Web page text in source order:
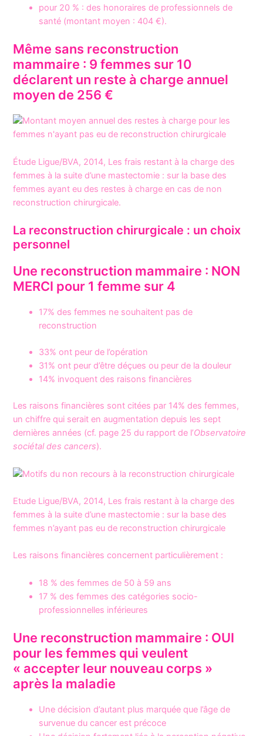
pour 20 % : des honoraires de professionnels de
santé (montant moyen : 404 €).
Même sans reconstruction
mammaire : 9 femmes sur 10
déclarent un reste à charge annuel
moyen de 256 €
Étude Ligue/BVA, 2014, Les frais restant à la charge des
femmes à la suite d’une mastectomie : sur la base des
femmes ayant eu des restes à charge en cas de non
reconstruction chirurgicale.
La reconstruction chirurgicale : un choix
personnel
Une reconstruction mammaire : NON
MERCI pour 1 femme sur 4
17% des femmes ne souhaitent pas de
reconstruction
33% ont peur de l’opération
31% ont peur d’être déçues ou peur de la douleur
14% invoquent des raisons financières
Les raisons financières sont citées par 14% des femmes,
un chiffre qui serait en augmentation depuis les sept
dernières années (cf. page 25 du rapport de l’Observatoire
sociétal des cancers).
Etude Ligue/BVA, 2014, Les frais restant à la charge des
femmes à la suite d’une mastectomie : sur la base des
femmes n’ayant pas eu de reconstruction chirurgicale
Les raisons financières concernent particulièrement :
18 % des femmes de 50 à 59 ans
17 % des femmes des catégories socio-
professionnelles inférieures
Une reconstruction mammaire : OUI
pour les femmes qui veulent
« accepter leur nouveau corps »
après la maladie
Une décision d’autant plus marquée que l’âge de
survenue du cancer est précoce